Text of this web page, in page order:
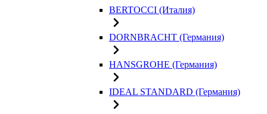
BERTOCCI (Италия)
DORNBRACHT (Германия)
HANSGROHE (Германия)
IDEAL STANDARD (Германия)